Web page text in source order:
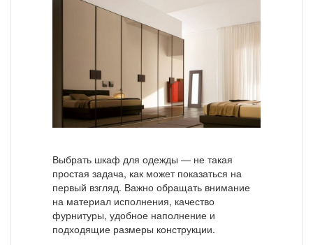
Выбрать шкаф для одежды — не такая
простая задача, как может показаться на
первый взгляд. Важно обращать внимание
на материал исполнения, качество
фурнитуры, удобное наполнение и
подходящие размеры конструкции.